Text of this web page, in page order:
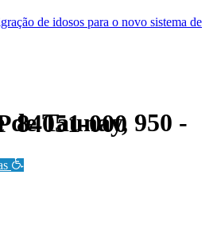
de idosos para o novo sistema de
Ronda - CEP 84051-000